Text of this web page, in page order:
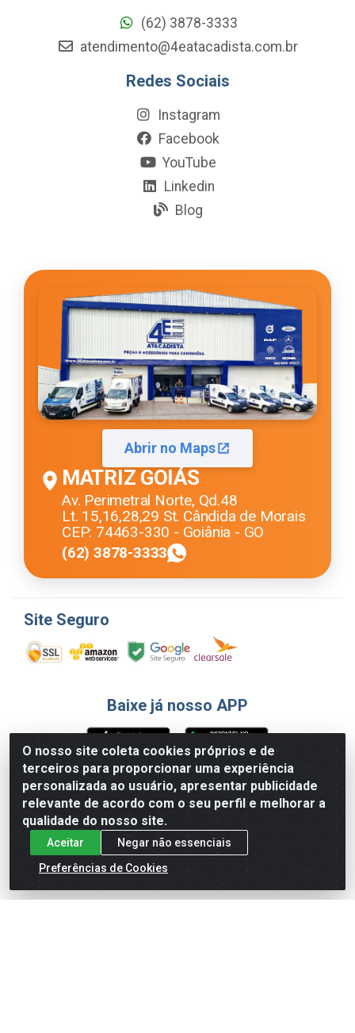
O nosso site coleta cookies próprios e de
terceiros para proporcionar uma experiência
personalizada ao usuário, apresentar publicidade
relevante de acordo com o seu perfil e melhorar a
qualidade do nosso site.
Aceitar
Negar não essenciais
Preferências de Cookies
(62) 3878-3333
atendimento@4eatacadista.com.br
Redes Sociais
Instagram
Facebook
YouTube
Linkedin
Blog
Abrir no Maps
MATRIZ GOIÁS
Av. Perimetral Norte, Qd.48
Lt. 15,16,28,29 St. Cândida de Morais
CEP: 74463-330 - Goiânia - GO
(62) 3878-3333
Site Seguro
Baixe já nosso APP
Formas de Pagamento